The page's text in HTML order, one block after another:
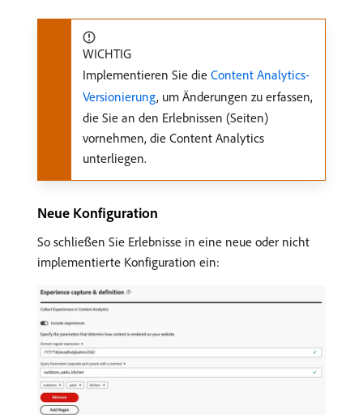
WICHTIG
Implementieren Sie die Content Analytics-
Versionierung, um Änderungen zu erfassen,
die Sie an den Erlebnissen (Seiten)
vornehmen, die Content Analytics
unterliegen.
Neue Konfiguration
So schließen Sie Erlebnisse in eine neue oder nicht
implementierte Konfiguration ein: